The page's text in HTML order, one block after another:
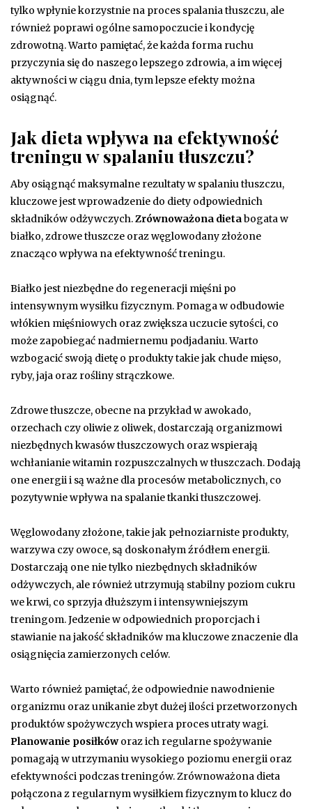
tylko wpłynie korzystnie na proces spalania tłuszczu, ale
również poprawi ogólne samopoczucie i kondycję
zdrowotną. Warto pamiętać, że każda forma ruchu
przyczynia się do naszego lepszego zdrowia, a im więcej
aktywności w ciągu dnia, tym lepsze efekty można
osiągnąć.
Jak dieta wpływa na efektywność
treningu w spalaniu tłuszczu?
Aby osiągnąć maksymalne rezultaty w spalaniu tłuszczu,
kluczowe jest wprowadzenie do diety odpowiednich
składników odżywczych.Zrównoważona dietabogata w
białko, zdrowe tłuszcze oraz węglowodany złożone
znacząco wpływa na efektywność treningu.
Białko jest niezbędne do regeneracji mięśni po
intensywnym wysiłku fizycznym. Pomaga w odbudowie
włókien mięśniowych oraz zwiększa uczucie sytości, co
może zapobiegać nadmiernemu podjadaniu. Warto
wzbogacić swoją dietę o produkty takie jak chude mięso,
ryby, jaja oraz rośliny strączkowe.
Zdrowe tłuszcze, obecne na przykład w awokado,
orzechach czy oliwie z oliwek, dostarczają organizmowi
niezbędnych kwasów tłuszczowych oraz wspierają
wchłanianie witamin rozpuszczalnych w tłuszczach. Dodają
one energii i są ważne dla procesów metabolicznych, co
pozytywnie wpływa na spalanie tkanki tłuszczowej.
Węglowodany złożone, takie jak pełnoziarniste produkty,
warzywa czy owoce, są doskonałym źródłem energii.
Dostarczają one nie tylko niezbędnych składników
odżywczych, ale również utrzymują stabilny poziom cukru
we krwi, co sprzyja dłuższym i intensywniejszym
treningom. Jedzenie w odpowiednich proporcjach i
stawianie na jakość składników ma kluczowe znaczenie dla
osiągnięcia zamierzonych celów.
Warto również pamiętać, że odpowiednie nawodnienie
organizmu oraz unikanie zbyt dużej ilości przetworzonych
produktów spożywczych wspiera proces utraty wagi.
Planowanie posiłkóworaz ich regularne spożywanie
pomagają w utrzymaniu wysokiego poziomu energii oraz
efektywności podczas treningów. Zrównoważona dieta
połączona z regularnym wysiłkiem fizycznym to klucz do